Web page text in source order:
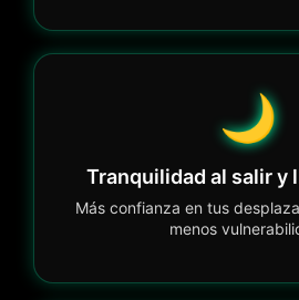
🌙
Tranquilidad al salir y
Más confianza en tus
menos